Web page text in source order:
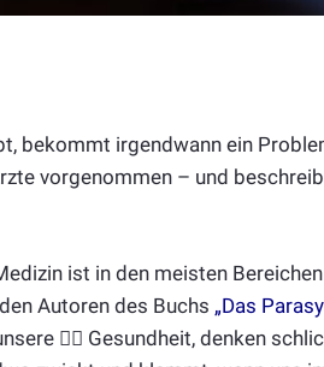
bekommt irgendwann ein
vorgenommen – und
ist in den meisten
Autoren des Buchs „Das
👩‍⚕️ Gesundheit, denken